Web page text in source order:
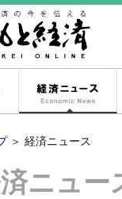
＞ 経済ニュース
ニュー